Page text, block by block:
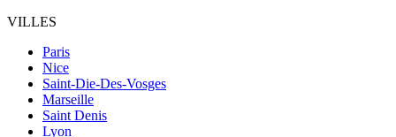
VILLES
Paris
Nice
Saint-Die-Des-Vosges
Marseille
Saint Denis
Lyon